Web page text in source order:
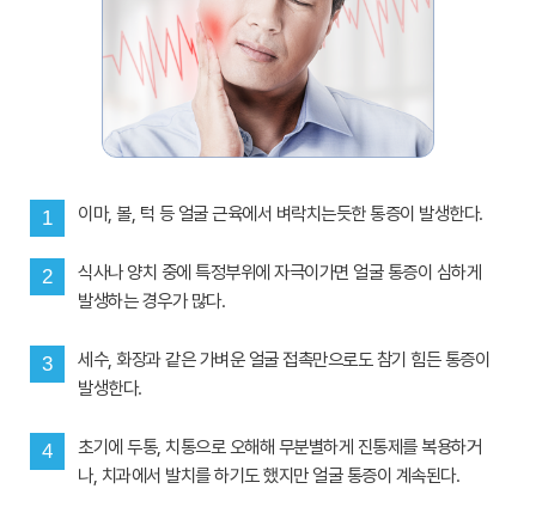
1 이마, 볼, 턱 등 얼굴 근육에서 벼락치는듯한 통증이 발생한다.
2
식사나 양치 중에 특정부위에 자극이가면 얼굴 통증이 심하게
발생하는 경우가 많다.
3
세수, 화장과 같은 가벼운 얼굴 접촉만으로도 참기 힘든 통증이
발생한다.
4
초기에 두통, 치통으로 오해해 무분별하게 진통제를 복용하거
나, 치과에서 발치를 하기도 했지만 얼굴 통증이 계속된다.